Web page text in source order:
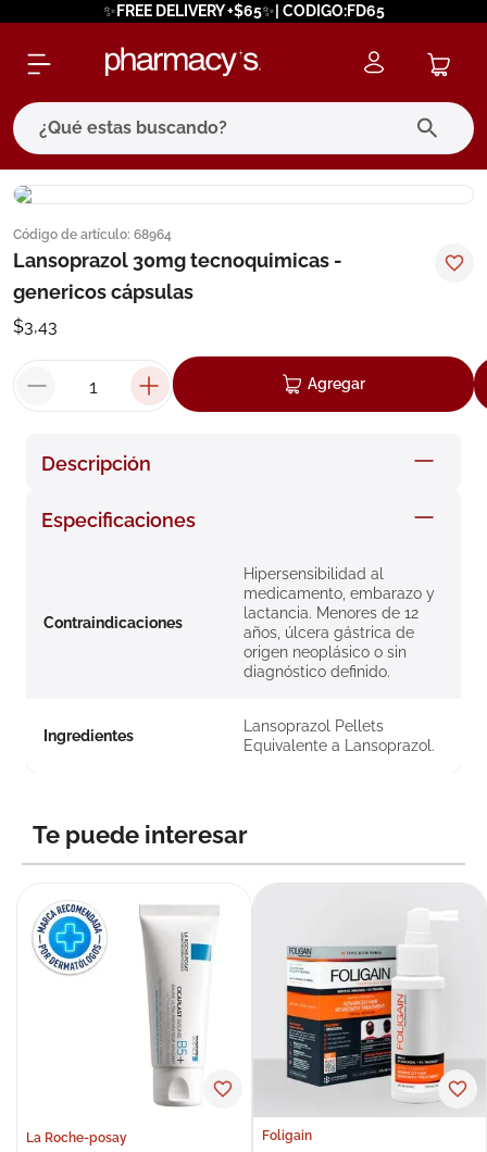
✨FREE DELIVERY +$65✨| CODIGO:FD65
¿Qué estas buscando?
Código de artículo: 68964
Lansoprazol 30mg tecnoquimicas -
genericos cápsulas
$3,43
Agregar
Descripción
Especificaciones
Contraindicaciones
Hipersensibilidad al
medicamento, embarazo y
lactancia. Menores de 12
años, úlcera gástrica de
origen neoplásico o sin
diagnóstico definido.
Ingredientes
Lansoprazol Pellets
Equivalente a Lansoprazol.
Te puede interesar
La Roche-posay Foligain
términos más buscados
1. eucerin
cerave
7. isdin
roche posay